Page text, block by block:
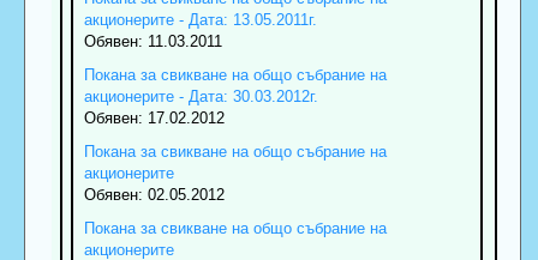
акционерите - Дата: 13.05.2011г.
Обявен: 11.03.2011
Покана за свикване на общо събрание на
акционерите - Дата: 30.03.2012г.
Обявен: 17.02.2012
Покана за свикване на общо събрание на
акционерите
Обявен: 02.05.2012
Покана за свикване на общо събрание на
акционерите